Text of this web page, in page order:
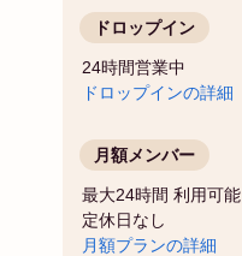
ドロップイン
24時間営業中
ドロップインの詳細
月額メンバー
最大24時間 利用可能
定休日なし
月額プランの詳細